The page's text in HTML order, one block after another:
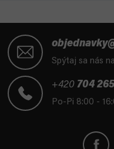
Spýtaj sa nás
+420 704
Po-Pi 8:00 -